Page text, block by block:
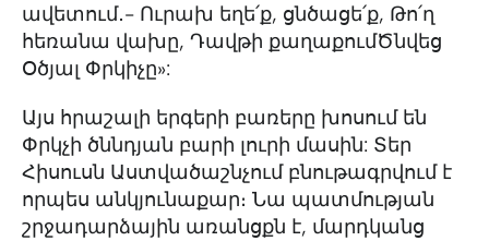
ավետում․- Ուրախ եղե՛ք, ցնծացե՛ք, Թո՛ղ
հեռանա վախը, Դավթի քաղաքումԾնվեց
Օծյալ Փրկիչը»:
Այս հրաշալի երգերի բառերը խոսում են
Փրկչի ծննդյան բարի լուրի մասին: Տեր
Հիսուսն Աստվածաշնչում բնութագրվում է
որպես անկյունաքար։ Նա պատմության
շրջադարձային առանցքն է, մարդկանց